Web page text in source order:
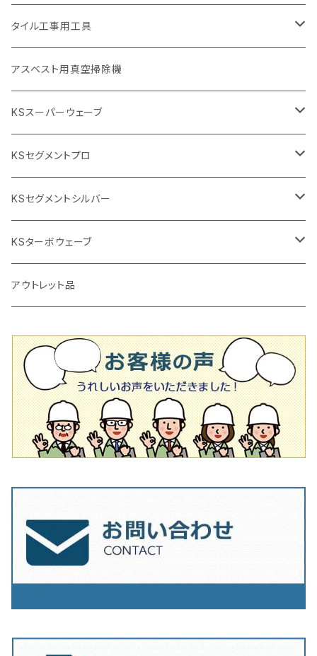
355mm（14インチ）
本体
電動切断機
本体
ダイヤモンドホイール
ブリック＆ブロック用切断機
穴あけ用工具
タイルニッパー
プロ用鏝（こて）
吸着盤
その他
タイル針
本体
低速回転
高速回転
付属品
撹拌羽根
撹拌軸
タイル工事用工具
手動工具
押し切り（手動切断機
押し切り替え刃（手動切断機替え刃
タイル針
その他
電動工具
電動切断機
タイルパッチ（ビブラート
アスベスト用真空掃除機
KSスーパーウェーブ
105mm（4インチ）
125ｍｍ（5インチ）
KSセグメントプロ
105mm（4インチ）
通常品
ビス穴付き
125mm（5インチ）
通常品
オフセットタイプ（ハットタイプ
150ｍｍ（6インチ）
205ｍｍ（8インチ）
230mm（9インチ）
KSセグメントシルバー
105mm（4インチ）
125mm（5インチ）
180mm（7インチ）
205mm（8インチ）
230mm（9インチ）
KSターボウェーブ
105mm（4インチ）
150ｍｍ（6インチ）
180ｍｍ（7インチ）
205mm（8インチ）
アウトレット品